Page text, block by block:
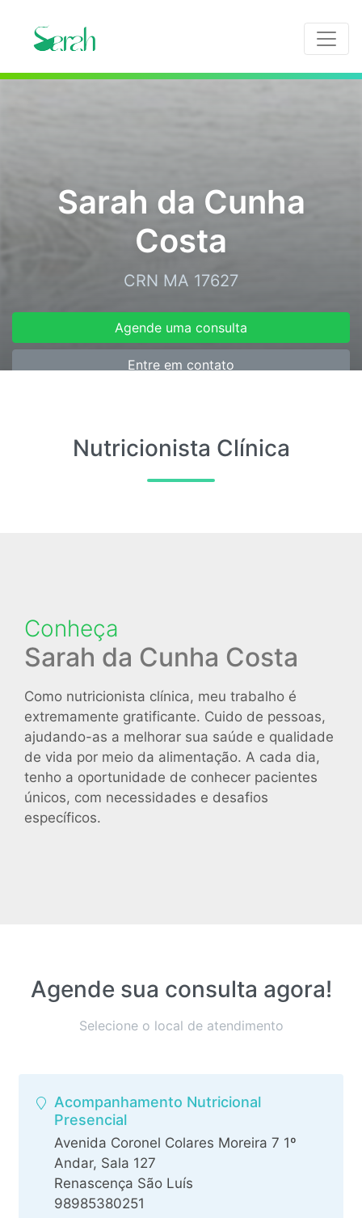
Sarah da Cunha
Costa
CRN MA 17627
Agende uma consulta
Entre em contato
Nutricionista Clínica
Conheça
Sarah da Cunha Costa
Como nutricionista clínica, meu trabalho é
extremamente gratificante. Cuido de pessoas,
ajudando-as a melhorar sua saúde e qualidade
de vida por meio da alimentação. A cada dia,
tenho a oportunidade de conhecer pacientes
únicos, com necessidades e desafios
específicos.
Agende sua consulta agora!
Selecione o local de atendimento
Acompanhamento Nutricional
Presencial
Avenida Coronel Colares Moreira 7 1º
Andar, Sala 127
Renascença São Luís
98985380251